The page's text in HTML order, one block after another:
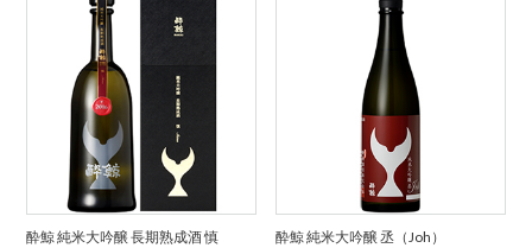
酔鯨 純米大吟醸 長期熟成酒 慎
酔鯨 純米大吟醸 丞（Joh）